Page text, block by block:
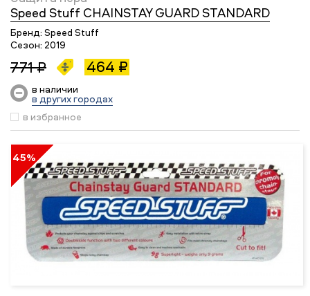
Speed Stuff CHAINSTAY GUARD STANDARD
Бренд: Speed Stuff
Сезон: 2019
771 ₽ 464 ₽
в наличии
в других городах
в избранное
45%